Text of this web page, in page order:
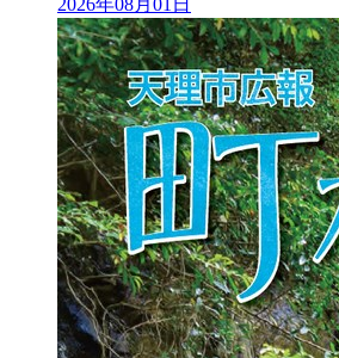
2026年08月01日